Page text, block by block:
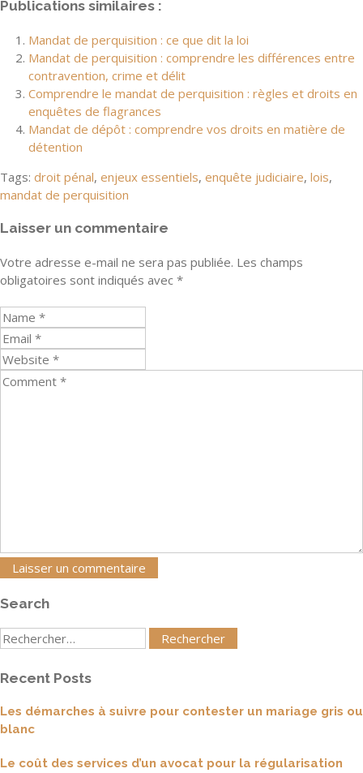
Publications similaires :
Mandat de perquisition : ce que dit la loi
Mandat de perquisition : comprendre les différences entre
contravention, crime et délit
Comprendre le mandat de perquisition : règles et droits en
enquêtes de flagrances
Mandat de dépôt : comprendre vos droits en matière de
détention
Tags: droit pénal, enjeux essentiels, enquête judiciaire, lois,
mandat de perquisition
Laisser un commentaire
Votre adresse e-mail ne sera pas publiée. Les champs
obligatoires sont indiqués avec *
Search
Rechercher
Recent Posts
Les démarches à suivre pour contester un mariage gris ou
blanc
Le coût des services d’un avocat pour la régularisation